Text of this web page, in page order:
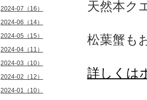
天然本ク
松葉蟹も
詳しくは
2024-07（16）
2024-06（14）
2024-05（15）
2024-04（11）
2024-03（10）
2024-02（12）
2024-01（10）